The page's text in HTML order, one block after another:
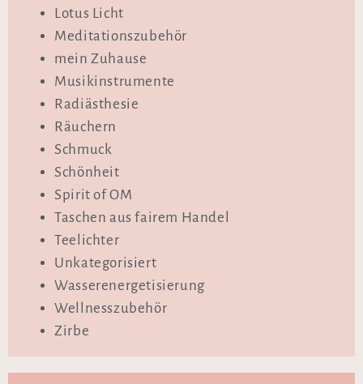
Lotus Licht
Meditationszubehör
mein Zuhause
Musikinstrumente
Radiästhesie
Räuchern
Schmuck
Schönheit
Spirit of OM
Taschen aus fairem Handel
Teelichter
Unkategorisiert
Wasserenergetisierung
Wellnesszubehör
Zirbe